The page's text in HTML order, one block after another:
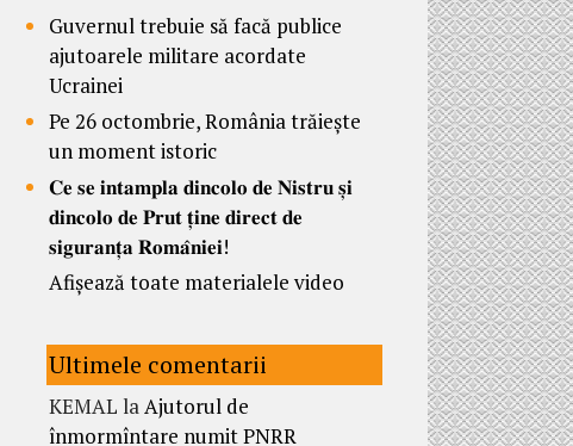
Guvernul trebuie să facă publice
ajutoarele militare acordate
Ucrainei
Pe 26 octombrie, România trăiește
un moment istoric
𝐂𝐞 𝐬𝐞 𝐢𝐧𝐭𝐚𝐦𝐩𝐥𝐚 𝐝𝐢𝐧𝐜𝐨𝐥𝐨 𝐝𝐞 𝐍𝐢𝐬𝐭𝐫𝐮 𝐬̦𝐢
𝐝𝐢𝐧𝐜𝐨𝐥𝐨 𝐝𝐞 𝐏𝐫𝐮𝐭 𝐭̦𝐢𝐧𝐞 𝐝𝐢𝐫𝐞𝐜𝐭 𝐝𝐞
𝐬𝐢𝐠𝐮𝐫𝐚𝐧𝐭̦𝐚 𝐑𝐨𝐦𝐚̂𝐧𝐢𝐞𝐢!
Afișează toate materialele video
Ultimele comentarii
KEMAL laAjutorul de
înmormîntare numit PNRR